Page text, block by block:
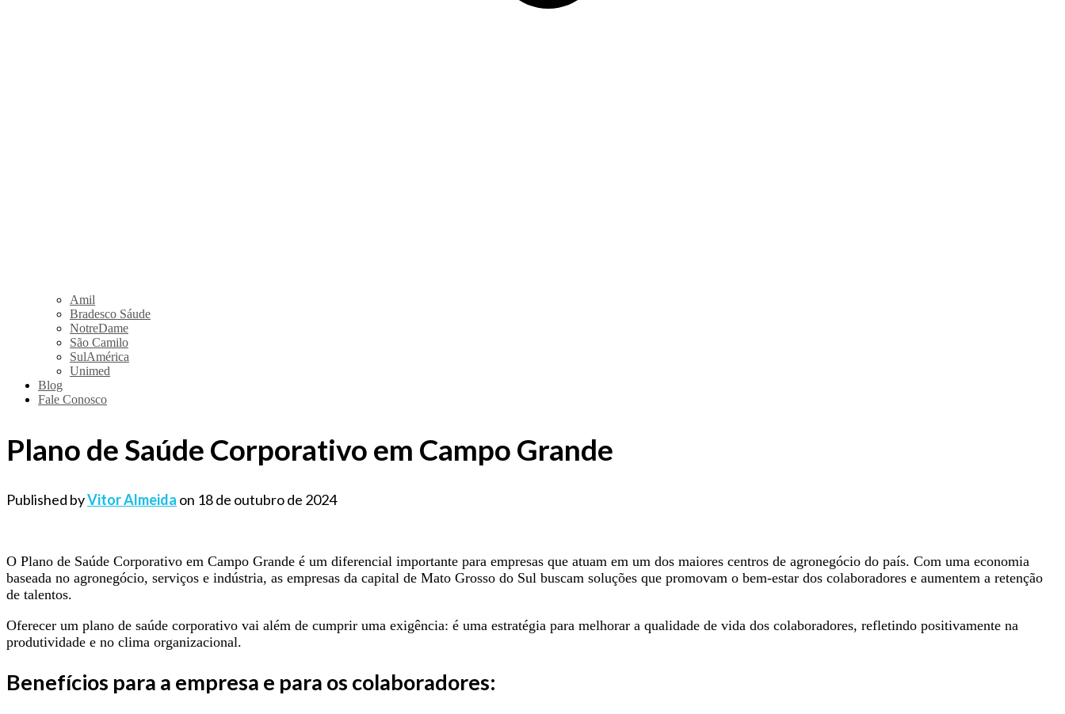
Amil
Bradesco Sáude
NotreDame
São Camilo
SulAmérica
Unimed
Blog
Fale Conosco
Plano de Saúde Corporativo em Campo Grande
Published byVitor Almeida on 18 de outubro de 2024
O Plano de Saúde Corporativo em Campo Grande é um diferencial importante para empresas que atuam em um dos maiores centros de agronegócio do país. Com uma economia
baseada no agronegócio, serviços e indústria, as empresas da capital de Mato Grosso do Sul buscam soluções que promovam o bem-estar dos colaboradores e aumentem a retenção
de talentos.
Oferecer um plano de saúde corporativo vai além de cumprir uma exigência: é uma estratégia para melhorar a qualidade de vida dos colaboradores, refletindo positivamente na
produtividade e no clima organizacional.
Benefícios para a empresa e para os colaboradores: